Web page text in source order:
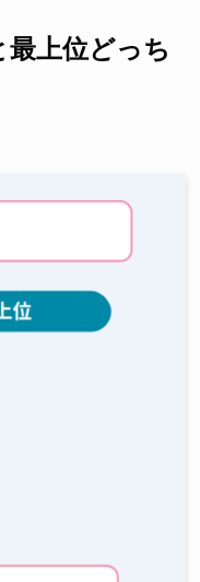
上位どっち